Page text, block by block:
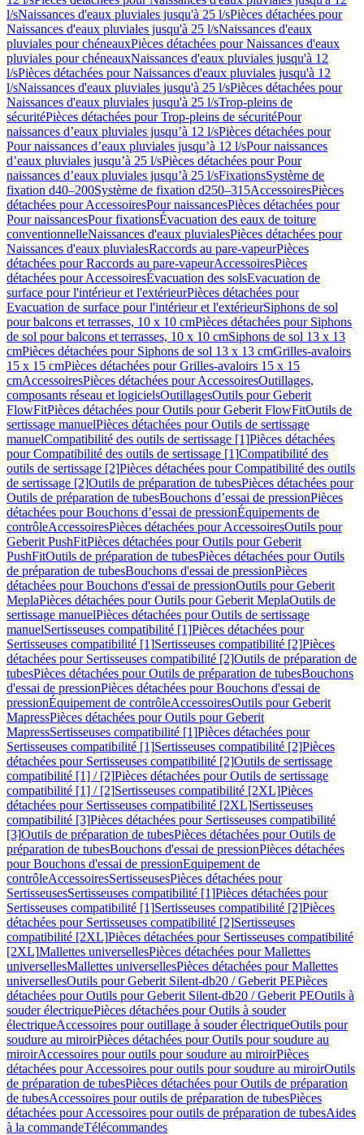
l/sNaissances d'eaux pluviales jusqu'à 25 l/sPièces détachées pour
Naissances d'eaux pluviales jusqu'à 25 l/sNaissances d'eaux
pluviales pour chéneauxPièces détachées pour Naissances d'eaux
pluviales pour chéneauxNaissances d'eaux pluviales jusqu'à 12
l/sPièces détachées pour Naissances d'eaux pluviales jusqu'à 12
l/sNaissances d'eaux pluviales jusqu'à 25 l/sPièces détachées pour
Naissances d'eaux pluviales jusqu'à 25 l/sTrop-pleins de
sécuritéPièces détachées pour Trop-pleins de sécuritéPour
naissances d’eaux pluviales jusqu’à 12 l/sPièces détachées pour
Pour naissances d’eaux pluviales jusqu’à 12 l/sPour naissances
d’eaux pluviales jusqu’à 25 l/sPièces détachées pour Pour
naissances d’eaux pluviales jusqu’à 25 l/sFixationsSystème de
fixation d40–200Système de fixation d250–315AccessoiresPièces
détachées pour AccessoiresPour naissancesPièces détachées pour
Pour naissancesPour fixationsÉvacuation des eaux de toiture
conventionnelleNaissances d'eaux pluvialesPièces détachées pour
Naissances d'eaux pluvialesRaccords au pare-vapeurPièces
détachées pour Raccords au pare-vapeurAccessoiresPièces
détachées pour AccessoiresÉvacuation des solsEvacuation de
surface pour l'intérieur et l'extérieurPièces détachées pour
Evacuation de surface pour l'intérieur et l'extérieurSiphons de sol
pour balcons et terrasses, 10 x 10 cmPièces détachées pour Siphons
de sol pour balcons et terrasses, 10 x 10 cmSiphons de sol 13 x 13
cmPièces détachées pour Siphons de sol 13 x 13 cmGrilles-avaloirs
15 x 15 cmPièces détachées pour Grilles-avaloirs 15 x 15
cmAccessoiresPièces détachées pour AccessoiresOutillages,
composants réseau et logicielsOutillagesOutils pour Geberit
FlowFitPièces détachées pour Outils pour Geberit FlowFitOutils de
sertissage manuelPièces détachées pour Outils de sertissage
manuelCompatibilité des outils de sertissage [1]Pièces détachées
pour Compatibilité des outils de sertissage [1]Compatibilité des
outils de sertissage [2]Pièces détachées pour Compatibilité des outils
de sertissage [2]Outils de préparation de tubesPièces détachées pour
Outils de préparation de tubesBouchons d’essai de pressionPièces
détachées pour Bouchons d’essai de pressionÉquipements de
contrôleAccessoiresPièces détachées pour AccessoiresOutils pour
Geberit PushFitPièces détachées pour Outils pour Geberit
PushFitOutils de préparation de tubesPièces détachées pour Outils
de préparation de tubesBouchons d'essai de pressionPièces
détachées pour Bouchons d'essai de pressionOutils pour Geberit
MeplaPièces détachées pour Outils pour Geberit MeplaOutils de
sertissage manuelPièces détachées pour Outils de sertissage
manuelSertisseuses compatibilité [1]Pièces détachées pour
Sertisseuses compatibilité [1]Sertisseuses compatibilité [2]Pièces
détachées pour Sertisseuses compatibilité [2]Outils de préparation de
tubesPièces détachées pour Outils de préparation de tubesBouchons
d'essai de pressionPièces détachées pour Bouchons d'essai de
pressionÉquipement de contrôleAccessoiresOutils pour Geberit
MapressPièces détachées pour Outils pour Geberit
MapressSertisseuses compatibilité [1]Pièces détachées pour
Sertisseuses compatibilité [1]Sertisseuses compatibilité [2]Pièces
détachées pour Sertisseuses compatibilité [2]Outils de sertissage
compatibilité [1] / [2]Pièces détachées pour Outils de sertissage
compatibilité [1] / [2]Sertisseuses compatibilité [2XL]Pièces
détachées pour Sertisseuses compatibilité [2XL]Sertisseuses
compatibilité [3]Pièces détachées pour Sertisseuses compatibilité
[3]Outils de préparation de tubesPièces détachées pour Outils de
préparation de tubesBouchons d'essai de pressionPièces détachées
pour Bouchons d'essai de pressionEquipement de
contrôleAccessoiresSertisseusesPièces détachées pour
SertisseusesSertisseuses compatibilité [1]Pièces détachées pour
Sertisseuses compatibilité [1]Sertisseuses compatibilité [2]Pièces
détachées pour Sertisseuses compatibilité [2]Sertisseuses
compatibilité [2XL]Pièces détachées pour Sertisseuses compatibilité
[2XL]Mallettes universellesPièces détachées pour Mallettes
universellesMallettes universellesPièces détachées pour Mallettes
universellesOutils pour Geberit Silent-db20 / Geberit PEPièces
détachées pour Outils pour Geberit Silent-db20 / Geberit PEOutils à
souder électriquePièces détachées pour Outils à souder
électriqueAccessoires pour outillage à souder électriqueOutils pour
soudure au miroirPièces détachées pour Outils pour soudure au
miroirAccessoires pour outils pour soudure au miroirPièces
détachées pour Accessoires pour outils pour soudure au miroirOutils
de préparation de tubesPièces détachées pour Outils de préparation
de tubesAccessoires pour outils de préparation de tubesPièces
détachées pour Accessoires pour outils de préparation de tubesAides
à la commandeTélécommandes